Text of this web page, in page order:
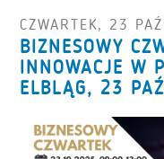
CZWARTEK, 23
BIZNESOWY
INNOWACJE W
ELBLĄG, 23